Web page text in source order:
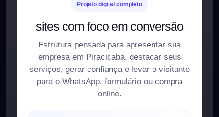
Projeto digital completo
sites com foco em conversão
Estrutura pensada para apresentar sua
empresa em Piracicaba, destacar seus
serviços, gerar confiança e levar o visitante
para o WhatsApp, formulário ou compra
online.